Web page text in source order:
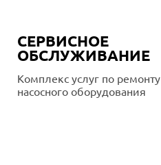
СЕРВИСНОЕ
ОБСЛУЖИВАНИЕ
Комплекс услуг по ремонту
насосного оборудования